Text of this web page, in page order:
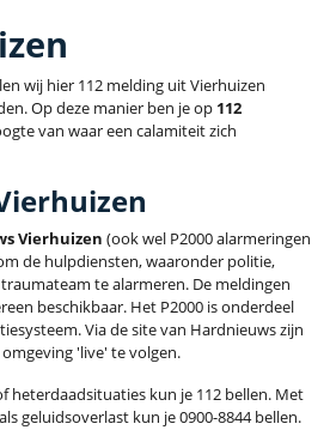
wij hier 112 melding uit Vierhuizen
Op deze manier ben je op 112
van waar een calamiteit zich
Vierhuizen (ook wel P2000 alarmeringen
de hulpdiensten, waaronder politie,
te alarmeren. De meldingen
beschikbaar. Het P2000 is onderdeel
Via de site van Hardnieuws zijn
'live' te volgen.
heterdaadsituaties kun je 112 bellen. Met
geluidsoverlast kun je 0900-8844 bellen.